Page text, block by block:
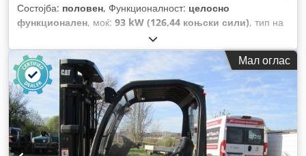
Состојба: половен, Функционалност: целосно
функционален, моќ: 93 kW (126,44 коњски сили), тип на
, тип на гориво:
12.600 кг, работна тежина:12.600 кг, конфигурација на
оските:4x4, прва регистрација: 10/1998
, Година на
изградба:1998, работни часови:17.762 h , гориво: дизел
Опрема:
палетни виљушки, погон на сите тркала,
Мал оглас